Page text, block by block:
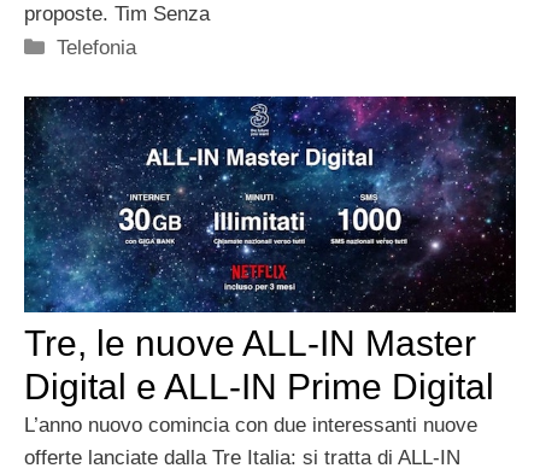
proposte. Tim Senza
Categorie
Telefonia
Tre, le nuove ALL-IN Master
Digital e ALL-IN Prime Digital
L’anno nuovo comincia con due interessanti nuove
offerte lanciate dalla Tre Italia: si tratta di ALL-IN